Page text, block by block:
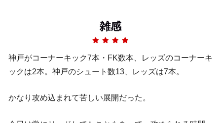
雑感
神戸がコーナーキック7本・FK数本、レッズのコーナーキ
ックは2本。神戸のシュート数13、レッズは7本。
かなり攻め込まれて苦しい展開だった。